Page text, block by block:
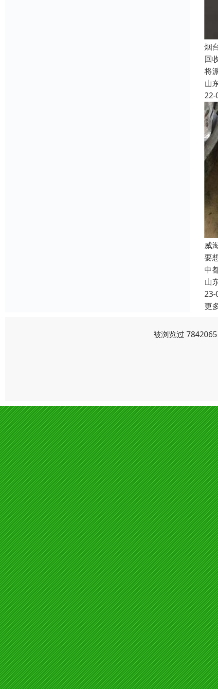
烟
回
将
山
22-
威
要
中
山
23-
更
被浏览过